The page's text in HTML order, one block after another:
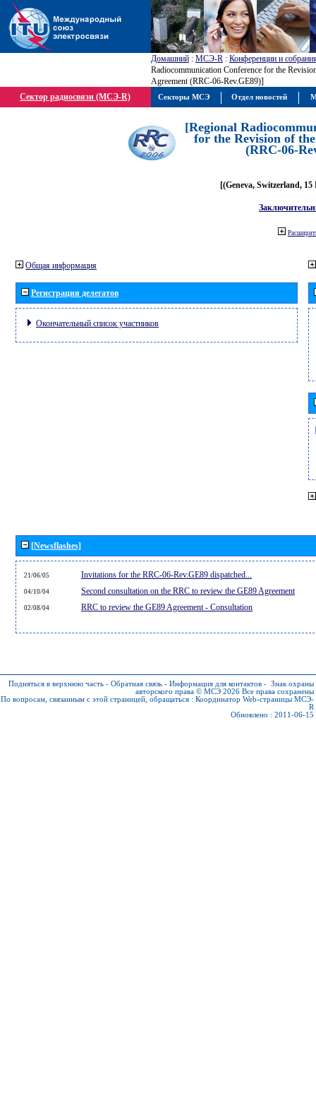
Домашний : МСЭ-R : Конференции и
Radiocommunication Conference for the
Agreement (RRC-06-Rev.GE89)]
Сектор радиосвязи (МСЭ-R)
[Regional
for the Revision of
(RRC-06-
[(Geneva, Switzerland, 15
Общая информация
Регистрация делегатов
Окончательный список участников
[Newsflashes]
21/06/05 Invitations for the RRC-06-Rev.GE89 dispatched...
04/10/04 Second consultation on the RRC to review the GE89 Agreement
02/08/04 RRC to review the GE89 Agreement - Consultation
Подняться в верхнюю часть - Обратная связь - Информация для контактов - Знак охраны
авторского права © МСЭ 2026 Все права сохранены
По вопросам, связанным с этой страницей, обращаться : Координатор Web-страницы МСЭ-
R
Обновлено : 2011-06-15
Секторы МСЭ Отдел новостей